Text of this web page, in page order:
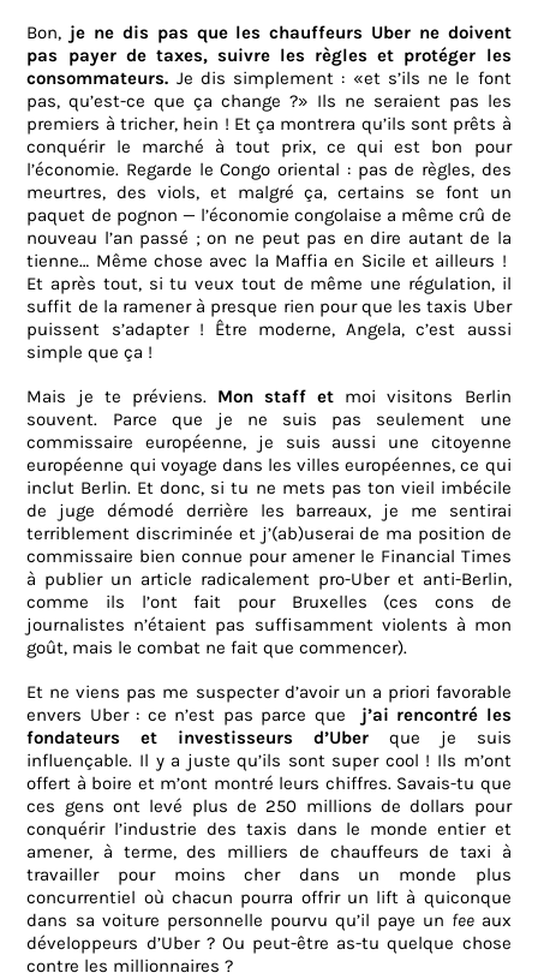
Bon, je ne dis pas que les chauffeurs Uber ne doivent
pas payer de taxes, suivre les règles et protéger les
consommateurs. Je dis simplement : «et s’ils ne le font
pas, qu’est-ce que ça change ?» Ils ne seraient pas les
premiers à tricher, hein ! Et ça montrera qu’ils sont prêts à
conquérir le marché à tout prix, ce qui est bon pour
l’économie. Regarde le Congo oriental : pas de règles, des
meurtres, des viols, et malgré ça, certains se font un
paquet de pognon — l’économie congolaise a même crû de
nouveau l’an passé ; on ne peut pas en dire autant de la
tienne… Même chose avec la Maffia en Sicile et ailleurs !
Et après tout, si tu veux tout de même une régulation, il
suffit de la ramener à presque rien pour que les taxis Uber
puissent s’adapter ! Être moderne, Angela, c’est aussi
simple que ça !
Mais je te préviens. Mon staff et moi visitons Berlin
souvent. Parce que je ne suis pas seulement une
commissaire européenne, je suis aussi une citoyenne
européenne qui voyage dans les villes européennes, ce qui
inclut Berlin. Et donc, si tu ne mets pas ton vieil imbécile
de juge démodé derrière les barreaux, je me sentirai
terriblement discriminée et j’(ab)userai de ma position de
commissaire bien connue pour amener le Financial Times
à publier un article radicalement pro-Uber et anti-Berlin,
comme ils l’ont fait pour Bruxelles (ces cons de
journalistes n’étaient pas suffisamment violents à mon
goût, mais le combat ne fait que commencer).
Et ne viens pas me suspecter d’avoir un a priori favorable
envers Uber : ce n’est pas parce que
j’ai rencontré les
fondateurs et investisseurs d’Uber que je suis
influençable. Il y a juste qu’ils sont super cool ! Ils m’ont
offert à boire et m’ont montré leurs chiffres. Savais-tu que
ces gens ont levé plus de 250 millions de dollars pour
conquérir l’industrie des taxis dans le monde entier et
amener, à terme, des milliers de chauffeurs de taxi à
travailler pour moins cher dans un monde plus
concurrentiel où chacun pourra offrir un lift à quiconque
dans sa voiture personnelle pourvu qu’il paye un fee aux
développeurs d’Uber ? Ou peut-être as-tu quelque chose
contre les millionnaires ?